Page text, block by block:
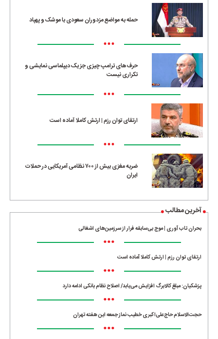
حمله به مواضع مزدوران سعودی با موشک و پهپاد
•••
حرف‌های ترامپ چیزی جز یک دیپلماسی نمایشی و
تکراری نیست
•••
ارتقای توان رزم | ارتش کاملا آماده است
•••
ضربه مغزی بیش از ۷۰۰ نظامی آمریکایی در حملات
ایران
آخرین مطالب
بحران تاب آوری | موج بی‌سابقه فرار از سرزمین‌های اشغالی
•••
ارتقای توان رزم | ارتش کاملا آماده است
•••
پزشکیان: مبلغ کالابرگ افزایش می‌یابد/ اصلاح نظام بانکی ادامه دارد
•••
حجت‌الاسلام حاج‌علی‌اکبری خطیب نماز جمعه این هفته تهران
•••